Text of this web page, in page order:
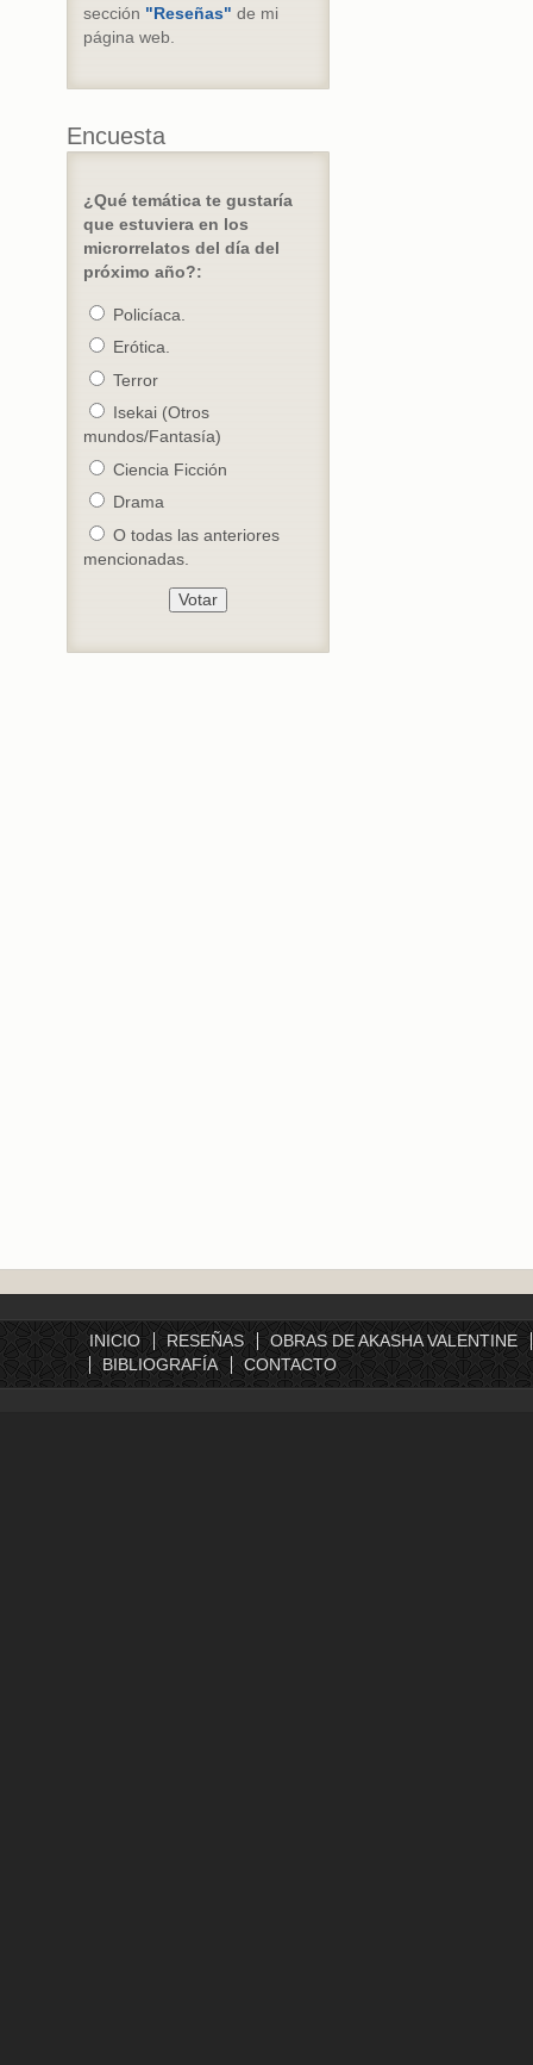
sección "Reseñas" de mi
página web.
Encuesta
¿Qué temática te gustaría
que estuviera en los
microrrelatos del día del
próximo año?:
Policíaca.
Erótica.
Terror
Isekai (Otros
mundos/Fantasía)
Ciencia Ficción
Drama
O todas las anteriores
mencionadas.
INICIO RESEÑAS
OBRAS DE AKASHA VALENTINE
BIBLIOGRAFÍA
CONTACTO